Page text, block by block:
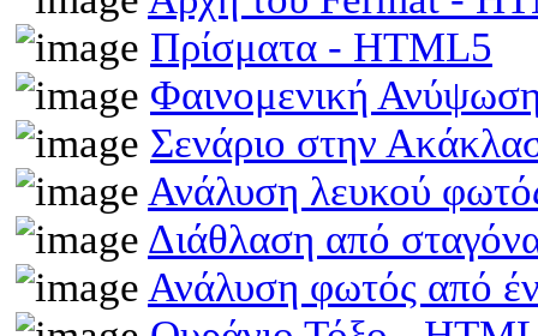
Πρίσματα - HTML5
Φαινομενική
Σενάριο στην
Ανάλυση λευκού
Διάθλαση από
Ανάλυση φωτός από